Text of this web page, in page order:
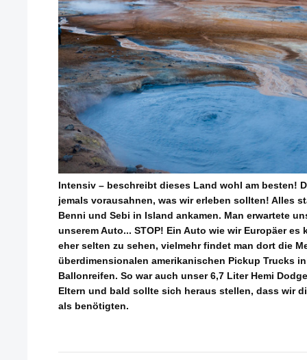
Intensiv – beschreibt dieses Land wohl am besten!
jemals vorausahnen, was wir erleben sollten! Alles
Benni und Sebi in Island ankamen. Man erwartete
unserem Auto... STOP! Ein Auto wie wir Europäer
eher selten zu sehen, vielmehr findet man dort die
überdimensionalen amerikanischen Pickup Trucks
Ballonreifen. So war auch unser 6,7 Liter Hemi
Eltern und bald sollte sich heraus stellen, dass wir
als benötigten.